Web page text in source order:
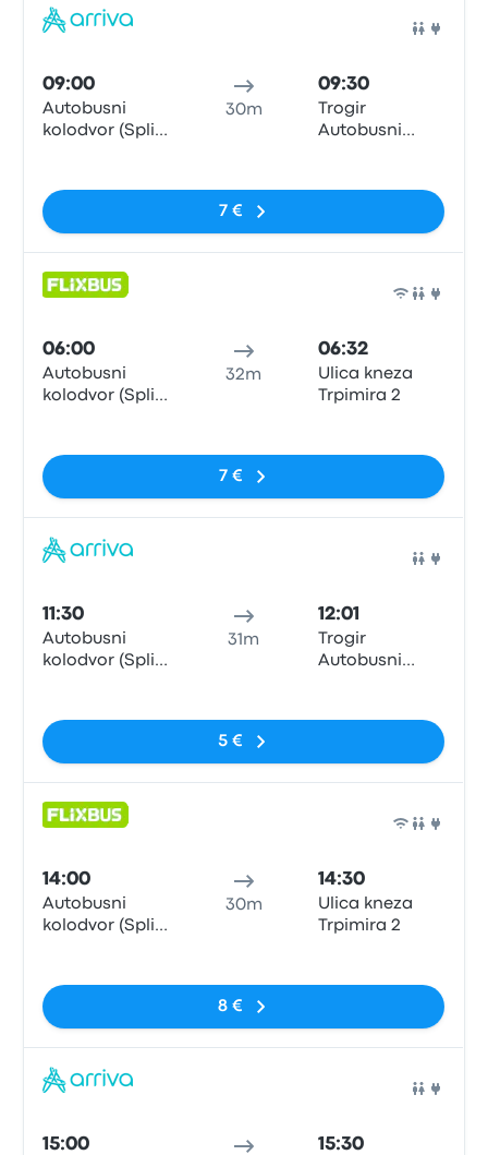
09:00
Autobusni
kolodvor (Split
30m
09:30
Trogir
Autobusni
7 €
06:00
Autobusni
kolodvor (Split
32m
06:32
Ulica kneza
Trpimira 2
7 €
11:30
Autobusni
kolodvor (Split
31m
12:01
Trogir
Autobusni
5 €
14:00
Autobusni
kolodvor (Split
30m
14:30
Ulica kneza
Trpimira 2
8 €
15:00 15:30